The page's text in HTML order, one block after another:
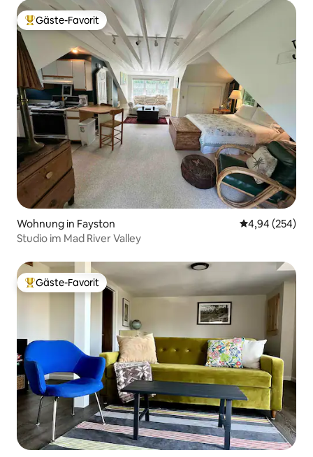
Beliebter Gäste-Favorit.
Gäste-Favorit
Wohnung in Fayston
4,94 (254)
Studio im Mad River Valley
Beliebter Gäste-Favorit.
Gäste-Favorit